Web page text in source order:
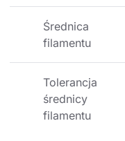
Średnica
filamentu
Tolerancja
średnicy
filamentu